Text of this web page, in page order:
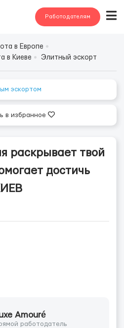
Работодателям
в Европе
в Киеве Элитный эскорт
эскортом
в избранное
раскрывает твой
достичь
Amouré
работодатель